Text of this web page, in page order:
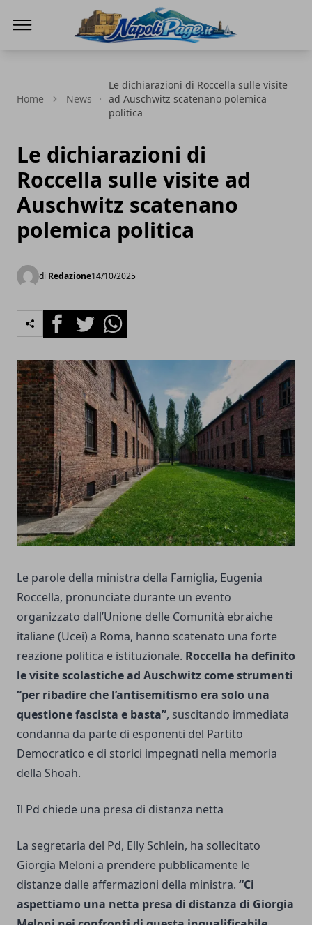
Home News
Le dichiarazioni di Roccella sulle visite
ad Auschwitz scatenano polemica
politica
Le dichiarazioni di
Roccella sulle visite ad
Auschwitz scatenano
polemica politica
di Redazione14/10/2025
FacebookTwitterWhatsapp
Le parole della ministra della Famiglia, Eugenia
Roccella, pronunciate durante un evento
organizzato dall’Unione delle Comunità ebraiche
italiane (Ucei) a Roma, hanno scatenato una forte
reazione politica e istituzionale. Roccella ha definito
le visite scolastiche ad Auschwitz come strumenti
“per ribadire che l’antisemitismo era solo una
questione fascista e basta”, suscitando immediata
condanna da parte di esponenti del Partito
Democratico e di storici impegnati nella memoria
della Shoah.
Il Pd chiede una presa di distanza netta
La segretaria del Pd, Elly Schlein, ha sollecitato
Giorgia Meloni a prendere pubblicamente le
distanze dalle affermazioni della ministra. “Ci
aspettiamo una netta presa di distanza di Giorgia